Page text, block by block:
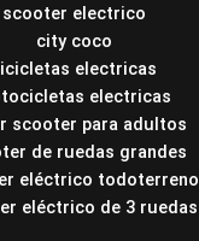
scooter electrico
city coco
electricas
electricas
scooter para adultos
de ruedas grandes
eléctrico todoterreno
eléctrico de 3 ruedas